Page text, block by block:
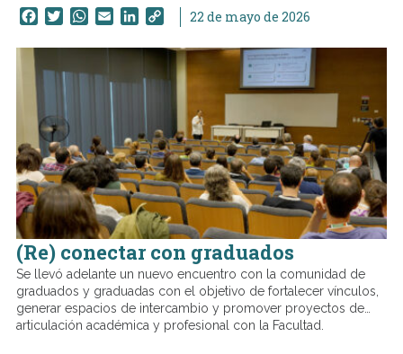
destacada del área.
Facebook
TwitterWhatsApp
EmailLinkedIn
Copy22 de mayo de 2026
(Re) conectar con graduados
Se llevó adelante un nuevo encuentro con la comunidad de
graduados y graduadas con el objetivo de fortalecer vínculos,
generar espacios de intercambio y promover proyectos de
articulación académica y profesional con la Facultad.